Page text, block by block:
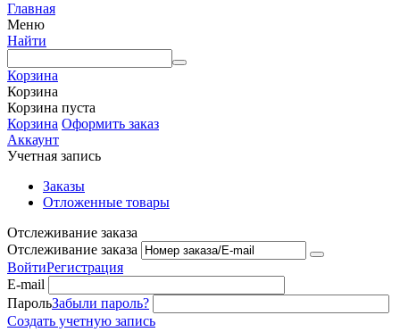
Главная
Меню
Найти
Корзина
Корзина
Корзина пуста
Корзина Оформить заказ
Аккаунт
Учетная запись
Заказы
Отложенные товары
Отслеживание заказа
Отслеживание заказа
ВойтиРегистрация
E-mail
ПарольЗабыли пароль?
Создать учетную запись